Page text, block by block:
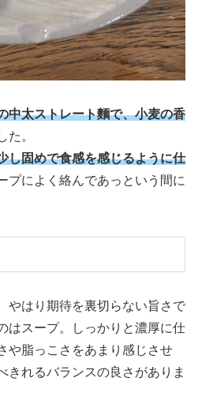
中太ストレート麵で、小麦の香
た。
し固めで食感を感じるように仕
プによく絡んであっという間に
やはり期待を裏切らない旨さで
はスープ。しっかりと濃厚に仕
や脂っこさをあまり感じさせ
きれるバランスの良さがありま